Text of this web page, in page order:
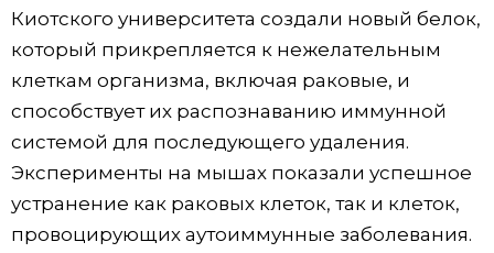
Разделы
Люди
Блог
Политика
Популярные статьи
Японский язык
Японский калейдоскоп
official SNS
Киотского университета создали новый белок,
который прикрепляется к нежелательным
клеткам организма, включая раковые, и
способствует их распознаванию иммунной
системой для последующего удаления.
Эксперименты на мышах показали успешное
устранение как раковых клеток, так и клеток,
провоцирующих аутоиммунные заболевания.